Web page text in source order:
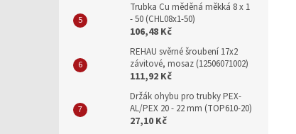
Trubka Cu měděná měkká 8 x 1
- 50 (CHL08x1-50)
106,48 Kč
REHAU svěrné šroubení 17x2
závitové, mosaz (12506071002)
111,92 Kč
Držák ohybu pro trubky PEX-
AL/PEX 20 - 22 mm (TOP610-20)
27,10 Kč